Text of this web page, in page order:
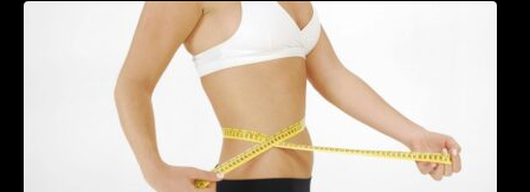
Tratamentul Wegovy® generează o scădere
în greutate de până la 22,6% la femei în
perioada menopauzei și reduce la jumătate
riscul de migrene